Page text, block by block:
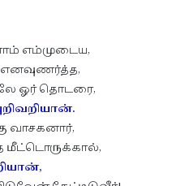
எம்முடைய,
எனவுணர்த்த,
ஓர் தொடரை,
வாசகனார்,
மீட்டொருக்கால்,